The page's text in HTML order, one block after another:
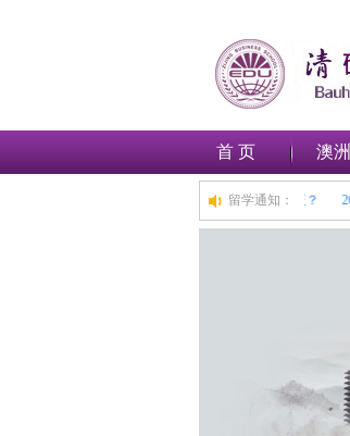
首 页 澳
留学通知：
如何在澳大利亚申请留学签证